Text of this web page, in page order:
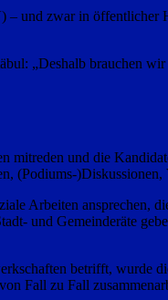
und zwar in
„Deshalb brauchen
mitreden und die
(Podiums-
Arbeiten ansprechen,
und Gemeinderäte
betrifft, wurde
Fall zu Fall